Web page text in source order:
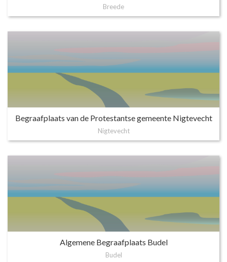
Breede
Begraafplaats van de Protestantse gemeente Nigtevecht
Nigtevecht
Algemene Begraafplaats Budel
Budel